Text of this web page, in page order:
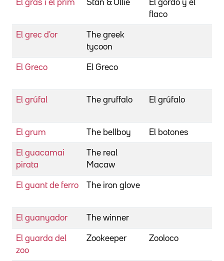
El gras i el prim Stan & Ollie
El gordo y el
flaco
El grec d'or
The greek
tycoon
El Greco El Greco
El grúfal The gruffalo El grúfalo
El grum The bellboy El botones
El guacamai
pirata
The real
Macaw
El guant de ferro The iron glove
El guanyador The winner
El guarda del
zoo
Zookeeper Zooloco